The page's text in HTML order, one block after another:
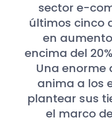
sector e-
últimos cinco
en
encima del
Una enorme
anima a los
plantear sus
el marco